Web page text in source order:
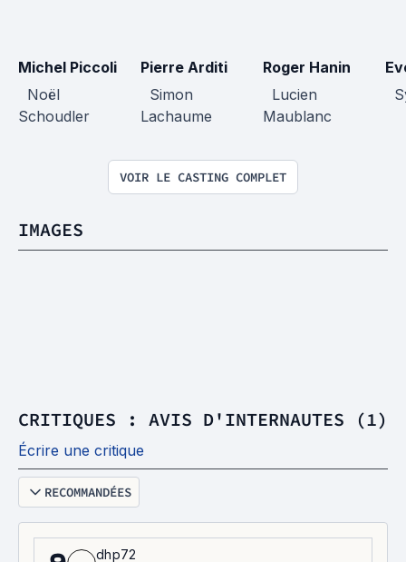
Michel Piccoli
Noël
Schoudler
Pierre Arditi
Simon
Lachaume
Roger Hanin
Lucien
Maublanc
VOIR LE CASTING COMPLET
IMAGES
CRITIQUES : AVIS D'INTERNAUTES (1)
Écrire une critique
RECOMMANDÉES
dhp72